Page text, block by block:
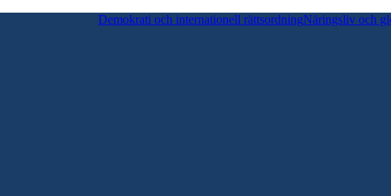
Demokrati och internationell rättsordningNäringsliv och